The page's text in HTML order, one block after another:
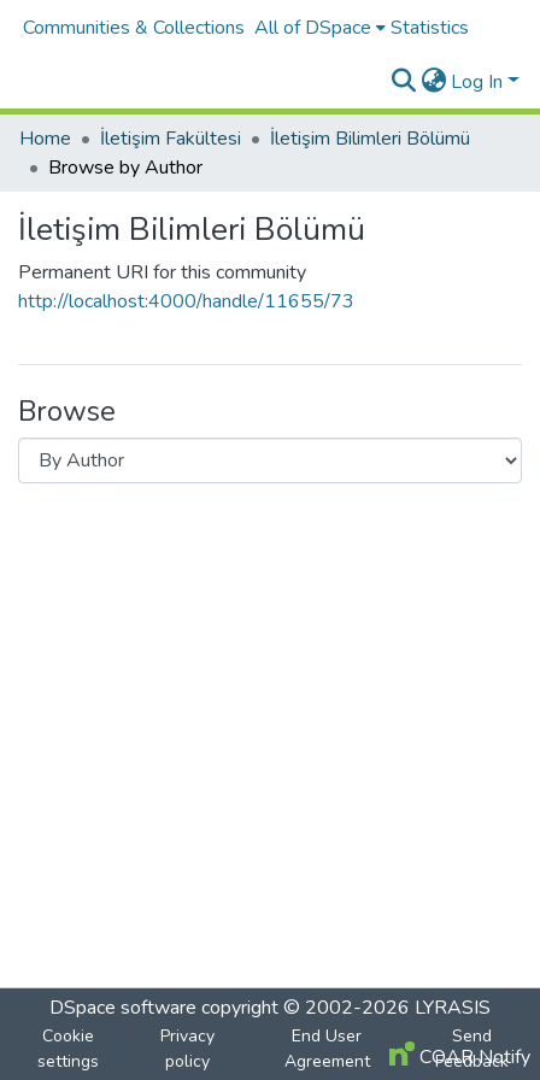
Communities & Collections All of DSpace Statistics
Log In
Home İletişim Fakültesi
İletişim Bilimleri Bölümü
Browse by Author
İletişim Bilimleri Bölümü
Permanent URI for this community
http://localhost:4000/handle/11655/73
Browse
DSpace software copyright © 2002-2026 LYRASIS
Cookie
settings
Privacy
policy
End User
Agreement
Send
Feedback
COAR Notify